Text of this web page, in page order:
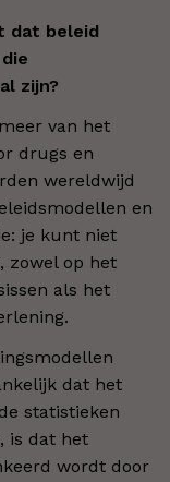
dat beleid
zijn?
van het
drugs en
wereldwijd
en
je kunt niet
zowel op het
als het
dat het
statistieken
is dat het
wordt door